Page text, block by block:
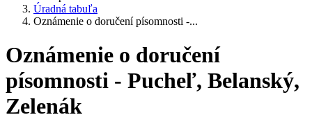
Úradná tabuľa
Oznámenie o doručení písomnosti -...
Oznámenie o doručení
písomnosti - Pucheľ, Belanský,
Zelenák